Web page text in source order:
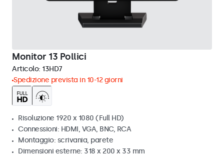
Monitor 13 Pollici
Articolo: 13HD7
Spedizione prevista in 10-12 giorni
Risoluzione 1920 x 1080 (Full HD)
Connessioni: HDMI, VGA, BNC, RCA
Montaggio: scrivania, parete
Dimensioni esterne: 318 x 200 x 33 mm